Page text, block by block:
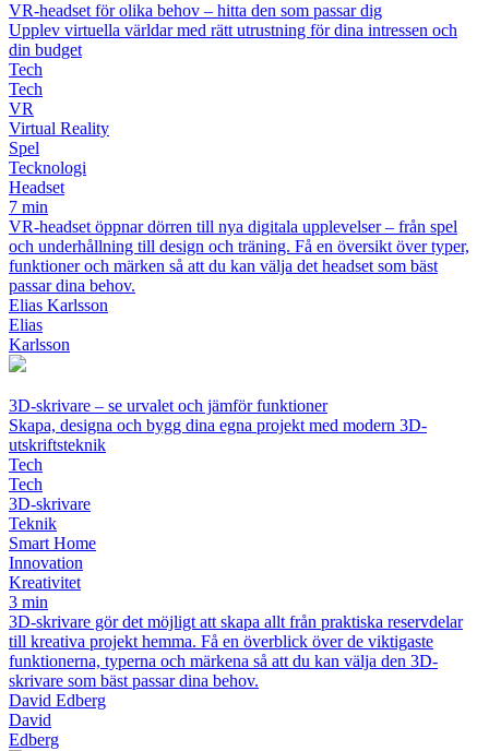
VR-headset för olika behov – hitta den som passar dig
Upplev virtuella världar med rätt utrustning för dina intressen och
din budget
Tech
Tech
VR
Virtual Reality
Spel
Tecknologi
Headset
7 min
VR-headset öppnar dörren till nya digitala upplevelser – från spel
och underhållning till design och träning. Få en översikt över typer,
funktioner och märken så att du kan välja det headset som bäst
passar dina behov.
Elias Karlsson
Elias
Karlsson
3D-skrivare – se urvalet och jämför funktioner
Skapa, designa och bygg dina egna projekt med modern 3D-
utskriftsteknik
Tech
Tech
3D-skrivare
Teknik
Smart Home
Innovation
Kreativitet
3 min
3D-skrivare gör det möjligt att skapa allt från praktiska reservdelar
till kreativa projekt hemma. Få en överblick över de viktigaste
funktionerna, typerna och märkena så att du kan välja den 3D-
skrivare som bäst passar dina behov.
David Edberg
David
Edberg